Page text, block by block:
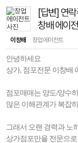
[답변] 연락
창배 에이
이창배 창업에이전트
안녕하세요
상가, 점포전문 이창배
점포매매는 양도/양수
많은 이해관계가 복잡
그래서 오랜 경력과 노
상가점포만을 전문으